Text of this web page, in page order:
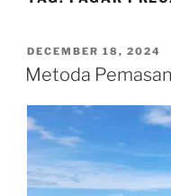
POSTED
ON
DECEMBER 18, 2024
Metoda